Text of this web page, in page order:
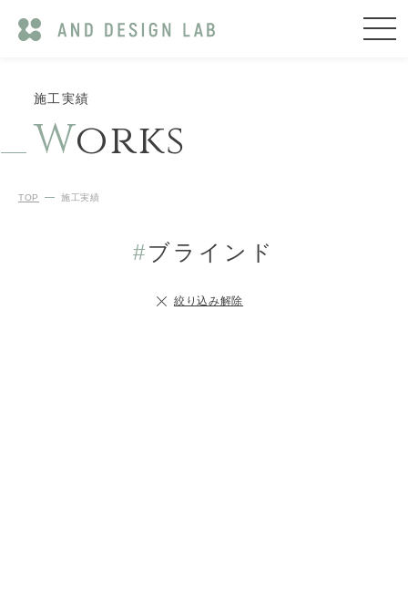
施工実績
Works
TOP 施工実績
#ブラインド
絞り込み解除